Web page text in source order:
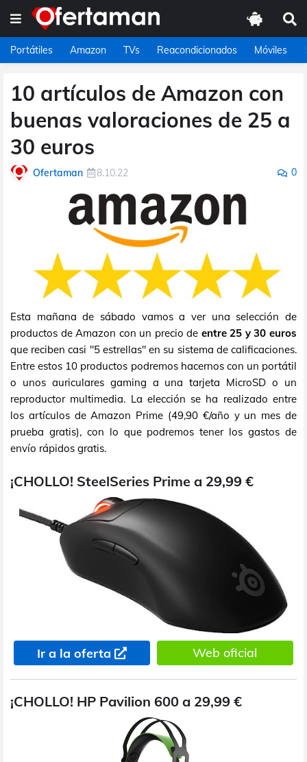
Portátiles Amazon TVs Reacondicionados Móviles
10 artículos de Amazon con
buenas valoraciones de 25 a
30 euros
Ofertaman 8.10.22 0
Esta mañana de sábado vamos a ver una selección de
productos de Amazon con un precio de entre 25 y 30 euros
que reciben casi "5 estrellas" en su sistema de calificaciones.
Entre estos 10 productos podremos hacernos con un portátil
o unos auriculares gaming a una tarjeta MicroSD o un
reproductor multimedia. La elección se ha realizado entre
los artículos de Amazon Prime (49,90 €/año y un mes de
prueba gratis), con lo que podremos tener los gastos de
envío rápidos gratis.
¡CHOLLO! SteelSeries Prime a 29,99 €
Ir a la oferta Web oficial
¡CHOLLO! HP Pavilion 600 a 29,99 €